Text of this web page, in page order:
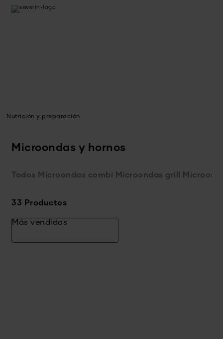
Nutrición y preparación
Microondas y hornos
Todos Microondas combi Microondas grill
33 Productos
Más vendidos